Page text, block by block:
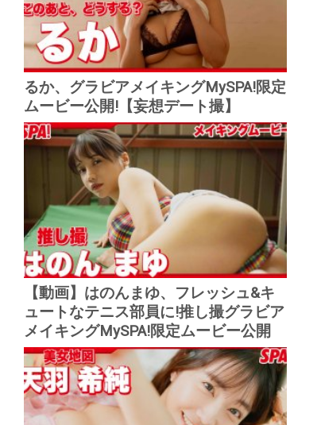
るか、グラビアメイキングMySPA!限定
ムービー公開!【妄想デート撮】
【動画】はのんまゆ、フレッシュ&キ
ュートなテニス部員に!推し撮グラビア
メイキングMySPA!限定ムービー公開